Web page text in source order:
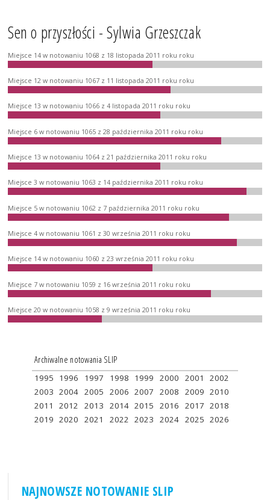
Sen o przyszłości - Sylwia Grzeszczak
Miejsce 14 w notowaniu 1068 z 18 listopada 2011 roku roku
Miejsce 12 w notowaniu 1067 z 11 listopada 2011 roku roku
Miejsce 13 w notowaniu 1066 z 4 listopada 2011 roku roku
Miejsce 6 w notowaniu 1065 z 28 października 2011 roku roku
Miejsce 13 w notowaniu 1064 z 21 października 2011 roku roku
Miejsce 3 w notowaniu 1063 z 14 października 2011 roku roku
Miejsce 5 w notowaniu 1062 z 7 października 2011 roku roku
Miejsce 4 w notowaniu 1061 z 30 września 2011 roku roku
Miejsce 14 w notowaniu 1060 z 23 września 2011 roku roku
Miejsce 7 w notowaniu 1059 z 16 września 2011 roku roku
Miejsce 20 w notowaniu 1058 z 9 września 2011 roku roku
Archiwalne notowania SLIP
1995 1996 1997 1998 1999 2000 2001
2002
2003 2004 2005 2006 2007 2008 2009 2010
2011
2012 2013 2014 2015 2016 2017 2018
2019 2020 2021 2022 2023 2024 2025 2026
NAJNOWSZE NOTOWANIE SLIP